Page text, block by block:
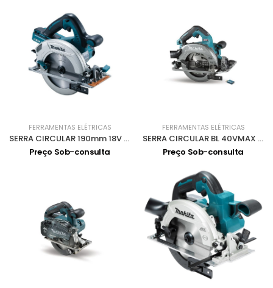
FERRAMENTAS ELÉTRICAS
SERRA CIRCULAR 190mm 18V DHS710Z
Preço Sob-consulta
FERRAMENTAS ELÉTRICAS
SERRA CIRCULAR BL 40VMAX XGT 190MM ADT HS004GZ01
Preço Sob-consulta